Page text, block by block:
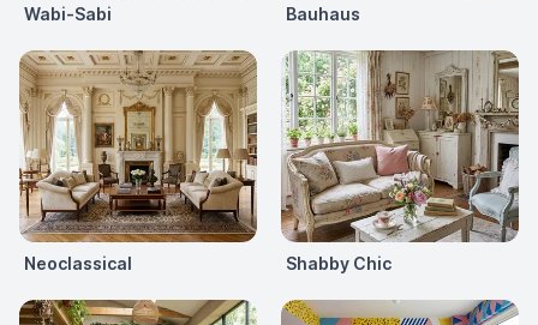
Wabi-Sabi Bauhaus
Neoclassical Shabby Chic